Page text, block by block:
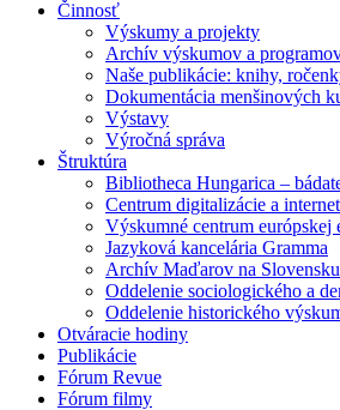
Činnosť
Výskumy a projekty
Archív výskumov a
Naše publikácie: knihy,
Dokumentácia menšinových
Výstavy
Výročná správa
Štruktúra
Bibliotheca Hungarica –
Centrum digitalizácie a
Výskumné centrum európskej
Jazyková kancelária Gramma
Archív Maďarov na Slovensku
Oddelenie sociologického a
Oddelenie historického
Otváracie hodiny
Publikácie
Fórum Revue
Fórum filmy